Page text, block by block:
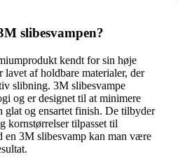
slibesvampen?
kendt for sin høje
af holdbare materialer, der
slibning. 3M slibesvampe
og er designet til at minimere
glat og ensartet finish. De tilbyder
kornstørrelser tilpasset til
en 3M slibesvamp kan man være